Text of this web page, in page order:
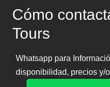
Cómo
Tours
Whatsapp para
disponibilidad, precios y/